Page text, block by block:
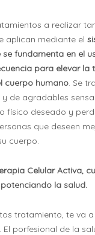
a realizar
aplican mediante el
fundamenta en el
para elevar la
cuerpo humano. Se
de agradables
físico deseado y
que deseen
cuerpo.
Celular Activa,
potenciando la salud.
tratamiento, te va
porfesional de la